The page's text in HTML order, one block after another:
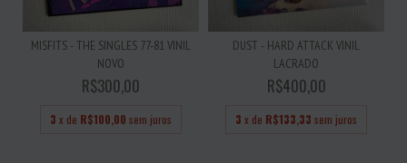
MISFITS - THE SINGLES 77-81 VINIL
NOVO
R$300,00
3 x de R$100,00 sem juros
DUST - HARD ATTACK VINIL
LACRADO
R$400,00
3 x de R$133,33 sem juros